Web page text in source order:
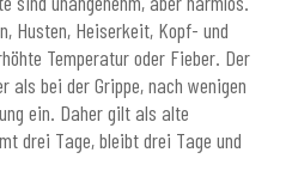
Husten, Heiserkeit, Kopf- und
Temperatur oder Fieber. Der
bei der Grippe, nach wenigen
ein. Daher gilt als alte
drei Tage, bleibt drei Tage und